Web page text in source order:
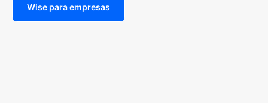
Wise para empresas